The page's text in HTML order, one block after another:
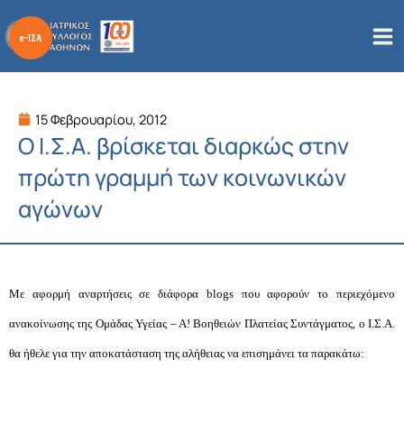
στο
περιεχόμενο
15 Φεβρουαρίου, 2012
Ο Ι.Σ.Α. βρίσκεται διαρκώς στην
πρώτη γραμμή των κοινωνικών
αγώνων
Με αφορμή αναρτήσεις σε διάφορα blogsπου αφορούν το περιεχόμενο
ανακοίνωσης της Ομάδας Υγείας – Α! Βοηθειών Πλατείας Συντάγματος, ο Ι.Σ.Α.
θα ήθελε για την αποκατάσταση της αλήθειας να επισημάνει τα παρακάτω: